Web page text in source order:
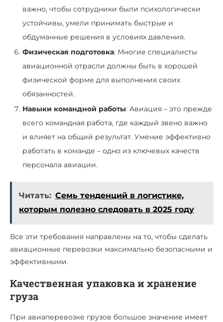
важно, чтобы сотрудники были психологически
устойчивы, умели принимать быстрые и
обдуманные решения в условиях давления.
Физическая подготовка: Многие специалисты
авиационной отрасли должны быть в хорошей
физической форме для выполнения своих
обязанностей.
Навыки командной работы: Авиация – это прежде
всего командная работа, где каждый звено важно
и влияет на общий результат. Умение эффективно
работать в команде – одно из ключевых качеств
персонала авиации.
Читать: Семь тенденций в логистике,
которым полезно следовать в 2025 году
Все эти требования направлены на то, чтобы сделать
авиационные перевозки максимально безопасными и
эффективными.
Качественная упаковка и хранение
груза
При авиаперевозке грузов большое значение имеет